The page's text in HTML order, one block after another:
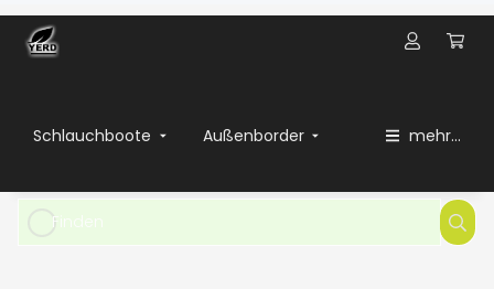
Schlauchboote Außenborder mehr...